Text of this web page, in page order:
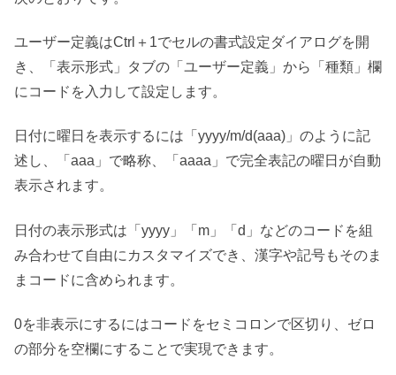
ユーザー定義はCtrl＋1でセルの書式設定ダイアログを開
き、「表示形式」タブの「ユーザー定義」から「種類」欄
にコードを入力して設定します。
日付に曜日を表示するには「yyyy/m/d(aaa)」のように記
述し、「aaa」で略称、「aaaa」で完全表記の曜日が自動
表示されます。
日付の表示形式は「yyyy」「m」「d」などのコードを組
み合わせて自由にカスタマイズでき、漢字や記号もそのま
まコードに含められます。
0を非表示にするにはコードをセミコロンで区切り、ゼロ
の部分を空欄にすることで実現できます。